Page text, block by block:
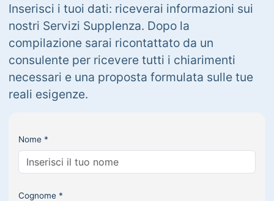
Inserisci i tuoi dati: riceverai informazioni sui
nostri Servizi Supplenza. Dopo la
compilazione sarai ricontattato da un
consulente per ricevere tutti i chiarimenti
necessari e una proposta formulata sulle tue
reali esigenze.
Nome *
Cognome *